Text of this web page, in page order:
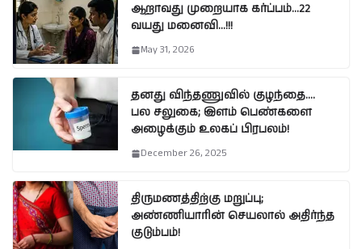
ஆறாவது முறையாக கர்ப்பம்…22
வயது மனைவி…!!!
May 31, 2026
தனது விந்தணுவில் குழந்தை….
பல சலுகை; இளம் பெண்களை
அழைக்கும் உலகப் பிரபலம்!
December 26, 2025
திருமணத்திற்கு மறுப்பு;
அண்ணியாரின் செயலால் அதிர்ந்த
குடும்பம்!